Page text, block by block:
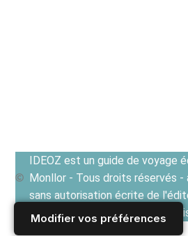
Modifier vos préférences
IDEOZ est un guide de voyage
Monllor - Tous droits réservés -
sans autorisation écrite de
Voir les Conditions générales